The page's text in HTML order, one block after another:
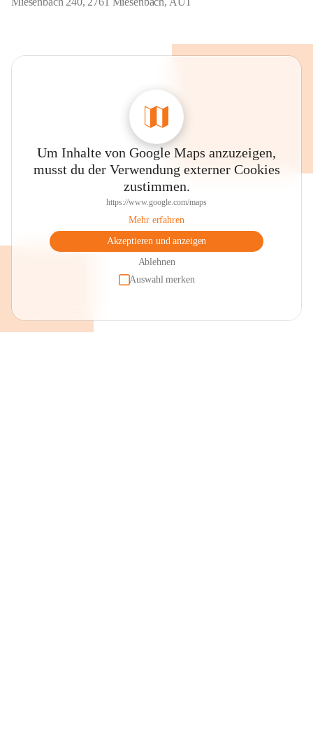
Um Inhalte von Google Maps anzuzeigen,
musst du der Verwendung externer Cookies
zustimmen.
https://www.google.com/maps
Mehr erfahren
Akzeptieren und anzeigen
Ablehnen
Auswahl merken